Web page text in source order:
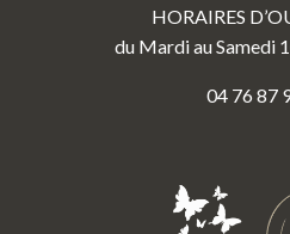
HORAIRES
du Mardi au Samedi
04 76 87